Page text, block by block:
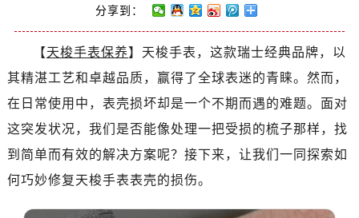
分享到：
【天梭手表保养】天梭手表，这款瑞士经典品牌，以
其精湛工艺和卓越品质，赢得了全球表迷的青睐。然而，
在日常使用中，表壳损坏却是一个不期而遇的难题。面对
这突发状况，我们是否能像处理一把受损的梳子那样，找
到简单而有效的解决方案呢？接下来，让我们一同探索如
何巧妙修复天梭手表表壳的损伤。